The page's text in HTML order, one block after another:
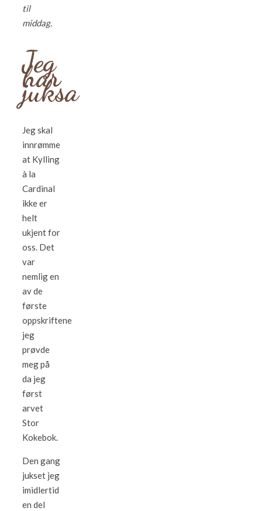
til
middag.
Jeg
har
juksa
Jeg skal
innrømme
at Kylling
à la
Cardinal
ikke er
helt
ukjent for
oss. Det
var
nemlig en
av de
første
oppskriftene
jeg
prøvde
meg på
da jeg
først
arvet
Stor
Kokebok.
Den gang
jukset jeg
imidlertid
en del